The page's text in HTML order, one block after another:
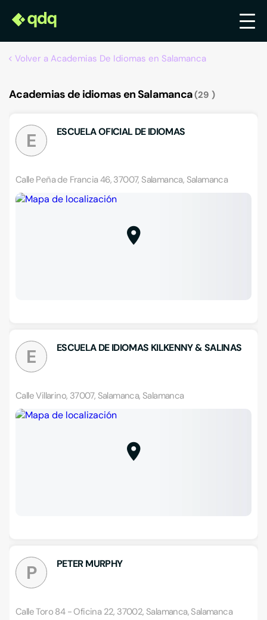
Volver a Academias De Idiomas en Salamanca
Academias de idiomas en Salamanca 29
E ESCUELA OFICIAL DE IDIOMAS
Calle Peña de Francia 46, 37007, Salamanca, Salamanca
E ESCUELA DE IDIOMAS KILKENNY & SALINAS
Calle Villarino, 37007, Salamanca, Salamanca
P PETER MURPHY
Calle Toro 84 - Oficina 22, 37002, Salamanca, Salamanca